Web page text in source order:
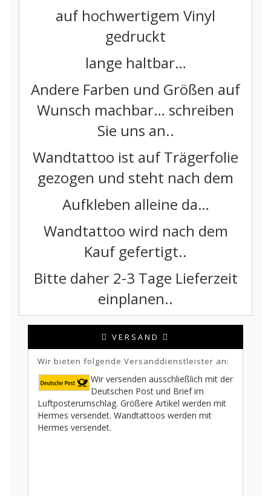
auf hochwertigem Vinyl
gedruckt
lange haltbar…
Andere Farben und Größen auf
Wunsch machbar… schreiben
Sie uns an..
Wandtattoo ist auf Trägerfolie
gezogen und steht nach dem
Aufkleben alleine da…
Wandtattoo wird nach dem
Kauf gefertigt..
Bitte daher 2-3 Tage Lieferzeit
einplanen..
VERSAND
Wir bieten folgende Versanddienstleister an:
Wir versenden ausschließlich mit der
Deutschen Post und Brief im
Luftposterumschlag. Größere Artikel werden mit
Hermes versendet. Wandtattoos werden mit
Hermes versendet.